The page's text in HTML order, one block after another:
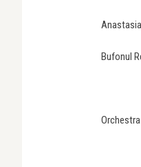
Bufonul